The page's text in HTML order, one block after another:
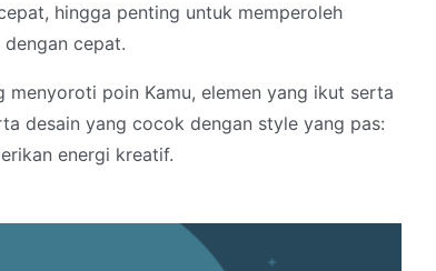
hingga penting untuk memperoleh
cepat.
menyoroti poin Kamu, elemen yang ikut serta
desain yang cocok dengan style yang pas:
energi kreatif.